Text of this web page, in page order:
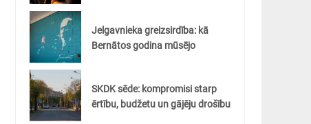
Jelgavnieka greizsirdība: kā
Bernātos godina mūsējo
SKDK sēde: kompromisi starp
ērtību, budžetu un gājēju drošību